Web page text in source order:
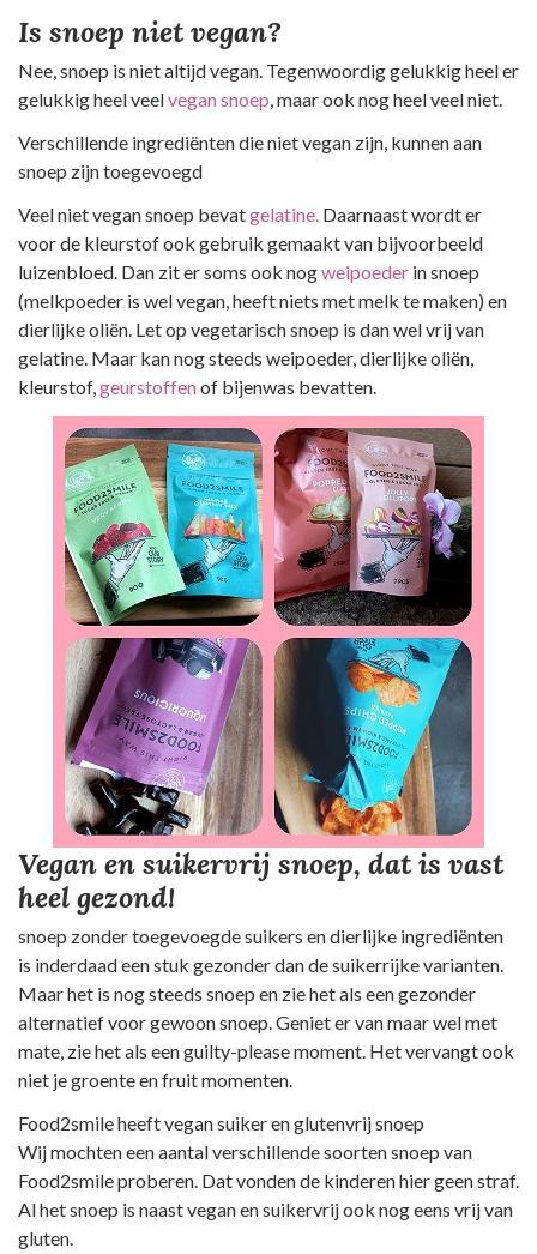
Is snoep niet vegan?
Nee, snoep is niet altijd vegan. Tegenwoordig gelukkig heel er
gelukkig heel veelvegan snoep , maar ook nog heel veel niet.
Verschillende ingrediënten die niet vegan zijn, kunnen aan
snoep zijn toegevoegd
Veel niet vegan snoep bevatgelatine. Daarnaast wordt er
voor de kleurstof ook gebruik gemaakt van bijvoorbeeld
luizenbloed. Dan zit er soms ook nogweipoeder in snoep
(melkpoeder is wel vegan, heeft niets met melk te maken) en
dierlijke oliën. Let op vegetarisch snoep is dan wel vrij van
gelatine. Maar kan nog steeds weipoeder, dierlijke oliën,
kleurstof, geurstoffenof bijenwas bevatten.
Vegan en suikervrij snoep, dat is vast
heel gezond!
snoep zonder toegevoegde suikers en dierlijke ingrediënten
is inderdaad een stuk gezonder dan de suikerrijke varianten.
Maar het is nog steeds snoep en zie het als een gezonder
alternatief voor gewoon snoep. Geniet er van maar wel met
mate, zie het als een guilty-please moment. Het vervangt ook
niet je groente en fruit momenten.
Food2smile heeft vegan suiker en glutenvrij snoep
Wij mochten een aantal verschillende soorten snoep van
Food2smile proberen. Dat vonden de kinderen hier geen straf.
Al het snoep is naast vegan en suikervrij ook nog eens vrij van
gluten.